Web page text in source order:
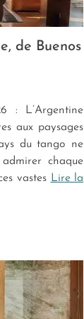
de Buenos
: L’Argentine
aux paysages
du tango ne
chaque
vastes Lire la